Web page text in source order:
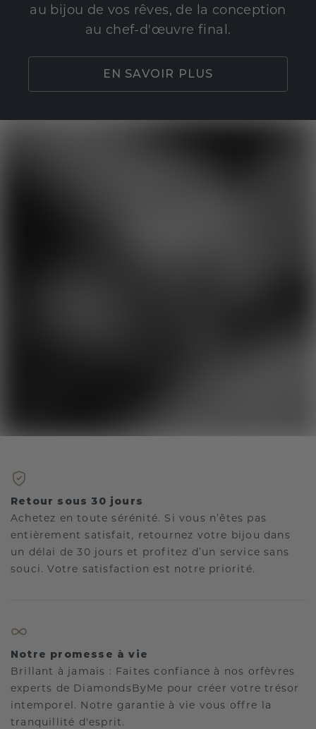
au bijou de vos rêves, de la conception
au chef-d'œuvre final.
EN SAVOIR PLUS
Retour sous 30 jours
Achetez en toute sérénité. Si vous n’êtes pas
entièrement satisfait, retournez votre bijou dans
un délai de 30 jours et profitez d’un service sans
souci. Votre satisfaction est notre priorité.
Notre promesse à vie
Brillant à jamais : Faites confiance à nos orfèvres
experts de DiamondsByMe pour créer votre trésor
intemporel. Notre garantie à vie vous offre la
tranquillité d'esprit.